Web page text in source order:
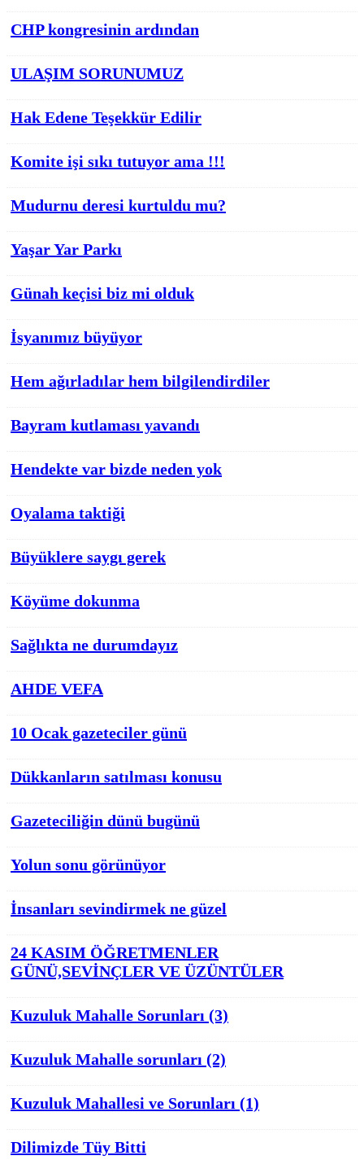
CHP kongresinin ardından
ULAŞIM SORUNUMUZ
Hak Edene Teşekkür Edilir
Komite işi sıkı tutuyor ama !!!
Mudurnu deresi kurtuldu mu?
Yaşar Yar Parkı
Günah keçisi biz mi olduk
İsyanımız büyüyor
Hem ağırladılar hem bilgilendirdiler
Bayram kutlaması yavandı
Hendekte var bizde neden yok
Oyalama taktiği
Büyüklere saygı gerek
Köyüme dokunma
Sağlıkta ne durumdayız
AHDE VEFA
10 Ocak gazeteciler günü
Dükkanların satılması konusu
Gazeteciliğin dünü bugünü
Yolun sonu görünüyor
İnsanları sevindirmek ne güzel
24 KASIM ÖĞRETMENLER
GÜNÜ,SEVİNÇLER VE ÜZÜNTÜLER
Kuzuluk Mahalle Sorunları (3)
Kuzuluk Mahalle sorunları (2)
Kuzuluk Mahallesi ve Sorunları (1)
Dilimizde Tüy Bitti